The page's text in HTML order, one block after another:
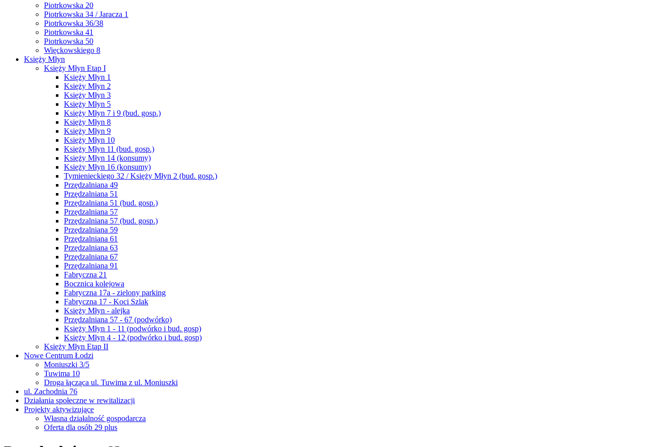
Piotrkowska 20
Piotrkowska 34 / Jaracza 1
Piotrkowska 36/38
Piotrkowska 41
Piotrkowska 50
Więckowskiego 8
Księży Młyn
Księży Młyn Etap I
Księży Młyn 1
Księży Młyn 2
Księży Młyn 3
Księży Młyn 5
Księży Młyn 7 i 9 (bud. gosp.)
Księży Młyn 8
Księży Młyn 9
Księży Młyn 10
Księży Młyn 11 (bud. gosp.)
Księży Młyn 14 (konsumy)
Księży Młyn 16 (konsumy)
Tymienieckiego 32 / Księży Młyn 2 (bud. gosp.)
Przędzalniana 49
Przędzalniana 51
Przędzalniana 51 (bud. gosp.)
Przędzalniana 57
Przędzalniana 57 (bud. gosp.)
Przędzalniana 59
Przędzalniana 61
Przędzalniana 63
Przędzalniana 67
Przędzalniana 91
Fabryczna 21
Bocznica kolejowa
Fabryczna 17a - zielony parking
Fabryczna 17 - Koci Szlak
Księży Młyn - alejka
Przędzalniana 57 - 67 (podwórko)
Księży Młyn 1 - 11 (podwórko i bud. gosp)
Księży Młyn 4 - 12 (podwórko i bud. gosp)
Księży Młyn Etap II
Nowe Centrum Łodzi
Moniuszki 3/5
Tuwima 10
Droga łącząca ul. Tuwima z ul. Moniuszki
ul. Zachodnia 76
Działania społeczne w rewitalizacji
Projekty aktywizujące
Własna działalność gospodarcza
Oferta dla osób 29 plus